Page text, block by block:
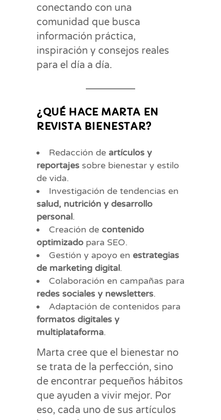
conectando con una
comunidad que busca
información práctica,
inspiración y consejos reales
para el día a día.
¿QUÉ HACE MARTA EN
REVISTA BIENESTAR?
Redacción de artículos y
reportajes sobre bienestar y estilo
de vida.
Investigación de tendencias en
salud, nutrición y desarrollo
personal.
Creación de contenido
optimizado para SEO.
Gestión y apoyo en estrategias
de marketing digital.
Colaboración en campañas para
redes sociales y newsletters.
Adaptación de contenidos para
formatos digitales y
multiplataforma.
Marta cree que el bienestar no
se trata de la perfección, sino
de encontrar pequeños hábitos
que ayuden a vivir mejor. Por
eso, cada uno de sus artículos